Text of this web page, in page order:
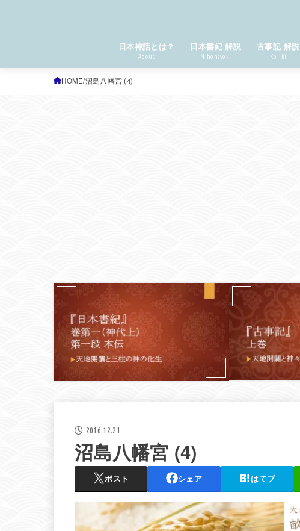
日本神話とは？
About
日本書紀 解説
Nihonsyoki
古事記 解説
Kojiki
HOME 沼島八幡宮 (4)
2016.12.21
沼島八幡宮 (4)
ポスト シェア はてブ